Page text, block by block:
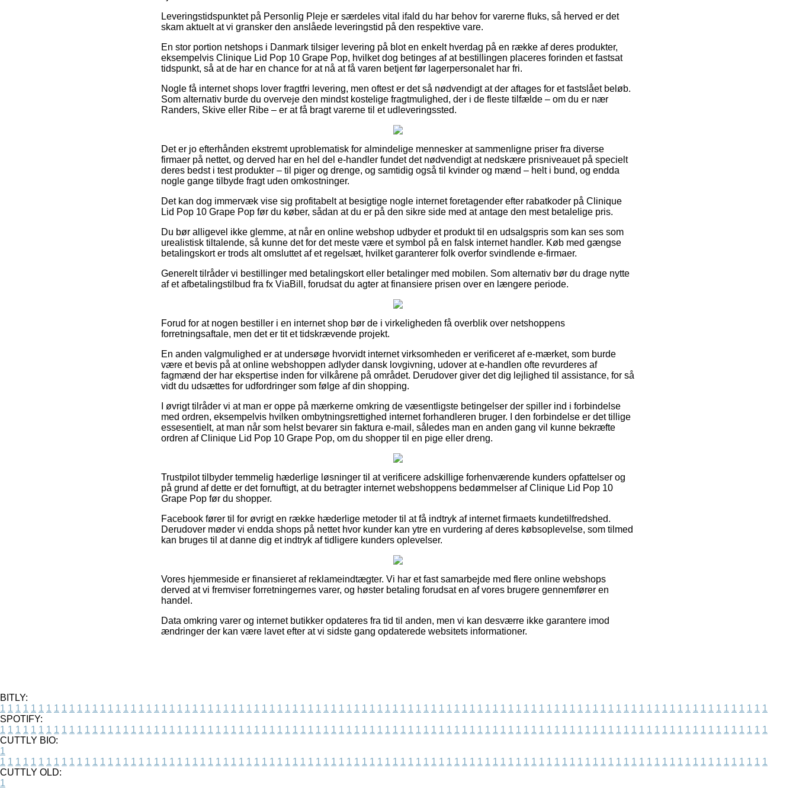
Leveringstidspunktet på Personlig Pleje er særdeles vital ifald du har behov for varerne fluks, så herved er det
skam aktuelt at vi gransker den anslåede leveringstid på den respektive vare.
En stor portion netshops i Danmark tilsiger levering på blot en enkelt hverdag på en række af deres produkter,
eksempelvis Clinique Lid Pop 10 Grape Pop, hvilket dog betinges af at bestillingen placeres forinden et fastsat
tidspunkt, så at de har en chance for at nå at få varen betjent før lagerpersonalet har fri.
Nogle få internet shops lover fragtfri levering, men oftest er det så nødvendigt at der aftages for et fastslået beløb.
Som alternativ burde du overveje den mindst kostelige fragtmulighed, der i de fleste tilfælde – om du er nær
Randers, Skive eller Ribe – er at få bragt varerne til et udleveringssted.
Det er jo efterhånden ekstremt uproblematisk for almindelige mennesker at sammenligne priser fra diverse
firmaer på nettet, og derved har en hel del e-handler fundet det nødvendigt at nedskære prisniveauet på specielt
deres bedst i test produkter – til piger og drenge, og samtidig også til kvinder og mænd – helt i bund, og endda
nogle gange tilbyde fragt uden omkostninger.
Det kan dog immervæk vise sig profitabelt at besigtige nogle internet foretagender efter rabatkoder på Clinique
Lid Pop 10 Grape Pop før du køber, sådan at du er på den sikre side med at antage den mest betalelige pris.
Du bør alligevel ikke glemme, at når en online webshop udbyder et produkt til en udsalgspris som kan ses som
urealistisk tiltalende, så kunne det for det meste være et symbol på en falsk internet handler. Køb med gængse
betalingskort er trods alt omsluttet af et regelsæt, hvilket garanterer folk overfor svindlende e-firmaer.
Generelt tilråder vi bestillinger med betalingskort eller betalinger med mobilen. Som alternativ bør du drage nytte
af et afbetalingstilbud fra fx ViaBill, forudsat du agter at finansiere prisen over en længere periode.
Forud for at nogen bestiller i en internet shop bør de i virkeligheden få overblik over netshoppens
forretningsaftale, men det er tit et tidskrævende projekt.
En anden valgmulighed er at undersøge hvorvidt internet virksomheden er verificeret af e-mærket, som burde
være et bevis på at online webshoppen adlyder dansk lovgivning, udover at e-handlen ofte revurderes af
fagmænd der har ekspertise inden for vilkårene på området. Derudover giver det dig lejlighed til assistance, for så
vidt du udsættes for udfordringer som følge af din shopping.
I øvrigt tilråder vi at man er oppe på mærkerne omkring de væsentligste betingelser der spiller ind i forbindelse
med ordren, eksempelvis hvilken ombytningsrettighed internet forhandleren bruger. I den forbindelse er det tillige
essesentielt, at man når som helst bevarer sin faktura e-mail, således man en anden gang vil kunne bekræfte
ordren af Clinique Lid Pop 10 Grape Pop, om du shopper til en pige eller dreng.
Trustpilot tilbyder temmelig hæderlige løsninger til at verificere adskillige forhenværende kunders opfattelser og
på grund af dette er det fornuftigt, at du betragter internet webshoppens bedømmelser af Clinique Lid Pop 10
Grape Pop før du shopper.
Facebook fører til for øvrigt en række hæderlige metoder til at få indtryk af internet firmaets kundetilfredshed.
Derudover møder vi endda shops på nettet hvor kunder kan ytre en vurdering af deres købsoplevelse, som tilmed
kan bruges til at danne dig et indtryk af tidligere kunders oplevelser.
Vores hjemmeside er finansieret af reklameindtægter. Vi har et fast samarbejde med flere online webshops
derved at vi fremviser forretningernes varer, og høster betaling forudsat en af vores brugere gennemfører en
handel.
Data omkring varer og internet butikker opdateres fra tid til anden, men vi kan desværre ikke garantere imod
ændringer der kan være lavet efter at vi sidste gang opdaterede websitets informationer.
BITLY:
1 1 1 1 1 1 1 1 1 1 1 1 1 1 1 1 1 1 1 1 1 1 1 1 1 1 1 1 1 1 1 1 1 1 1 1 1 1 1 1 1 1 1 1 1 1 1 1 1 1 1 1 1 1 1 1 1 1 1 1 1 1 1 1 1 1 1 1 1 1 1 1 1 1 1 1 1 1 1 1 1 1 1 1 1 1 1 1 1 1 1 1 1 1 1 1 1 1 1 1
SPOTIFY:
1 1 1 1 1 1 1 1 1 1 1 1 1 1 1 1 1 1 1 1 1 1 1 1 1 1 1 1 1 1 1 1 1 1 1 1 1 1 1 1 1 1 1 1 1 1 1 1 1 1 1 1 1 1 1 1 1 1 1 1 1 1 1 1 1 1 1 1 1 1 1 1 1 1 1 1 1 1 1 1 1 1 1 1 1 1 1 1 1 1 1 1 1 1 1 1 1 1 1 1
CUTTLY BIO:
1
1 1 1 1 1 1 1 1 1 1 1 1 1 1 1 1 1 1 1 1 1 1 1 1 1 1 1 1 1 1 1 1 1 1 1 1 1 1 1 1 1 1 1 1 1 1 1 1 1 1 1 1 1 1 1 1 1 1 1 1 1 1 1 1 1 1 1 1 1 1 1 1 1 1 1 1 1 1 1 1 1 1 1 1 1 1 1 1 1 1 1 1 1 1 1 1 1 1 1 1
CUTTLY OLD:
1